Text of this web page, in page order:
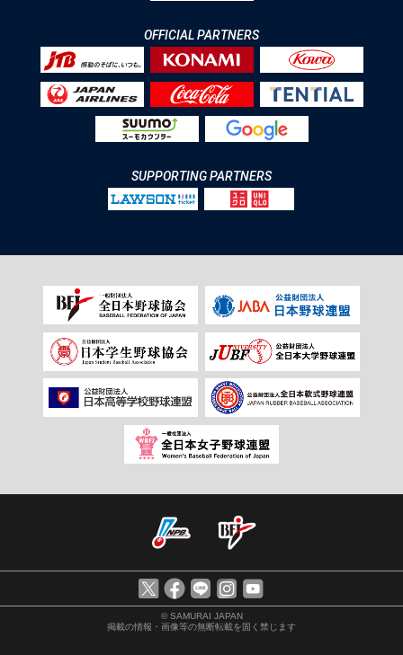
OFFICIAL PARTNERS
SUPPORTING PARTNERS
© SAMURAI JAPAN
掲載の情報・画像等の無断転載を固く禁じます